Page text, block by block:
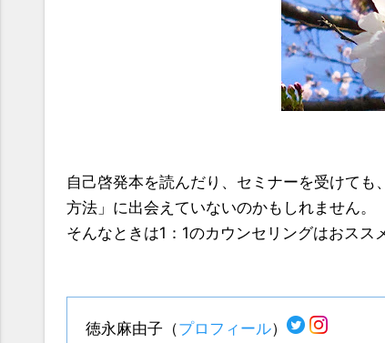
自己啓発本を読んだり、セミナーを受けて
方法」に出会えていないのかもしれません。
そんなときは1：1のカウンセリングはおスス
徳永麻由子（プロフィール）